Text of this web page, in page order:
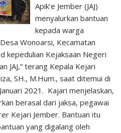
Apik’e Jember (JAJ)
menyalurkan bantuan
kepada warga
Wonoarsi, Kecamatan
kepedulian Kejaksaan Negeri
JAJ,” terang Kepala Kejari
SH., M.Hum., saat ditemui di
2021. Kajari menjelaskan,
berasal dari jaksa, pegawai
Kejari Jember. Bantuan itu
yang digalang oleh